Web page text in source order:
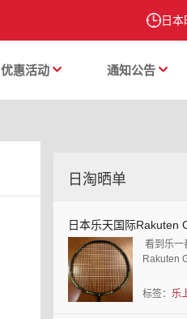
日本
优惠活动 通知公告
日淘晒单
费再折扣 运费0元
日本乐天国际Rakuten
再折扣 运费0元看到乐一
Rakuten
标签： 乐